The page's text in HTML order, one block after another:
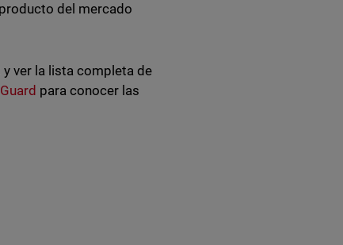
del mercado
ver la lista completa de
para conocer las